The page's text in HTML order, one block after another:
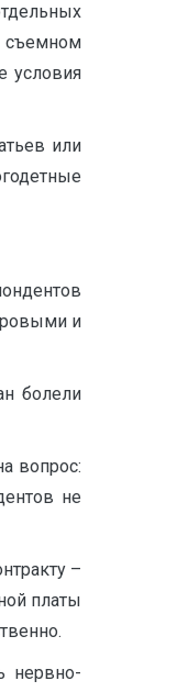
съемном
условия
или
и
болели
вопрос:
не
–
платы
нервно-